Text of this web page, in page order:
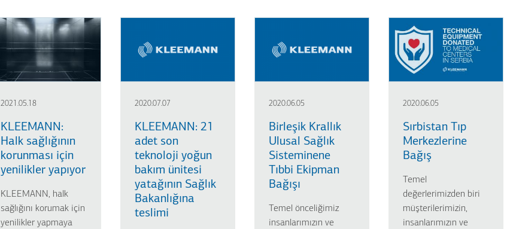
2021.05.18
KLEEMANN:
Halk sağlığının
korunması için
yenilikler yapıyor
KLEEMANN, halk
sağlığını korumak için
yenilikler yapmaya
2020.07.07
KLEEMANN: 21
adet son
teknoloji yoğun
bakım ünitesi
yatağının Sağlık
Bakanlığına
teslimi
2020.06.05
Birleşik Krallık
Ulusal Sağlık
Sisteminene
Tıbbi Ekipman
Bağışı
Temel önceliğimiz
insanlarımızın ve
2020.06.05
Sırbistan Tıp
Merkezlerine
Bağış
Temel
değerlerimizden biri
müşterilerimizin,
insanlarımızın ve